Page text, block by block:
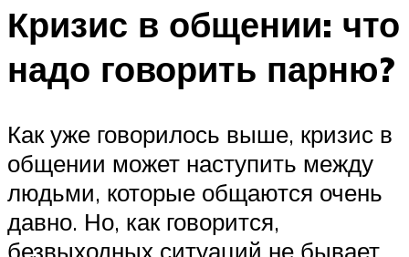
Кризис в общении: что
надо говорить парню?
Как уже говорилось выше, кризис в
общении может наступить между
людьми, которые общаются очень
давно. Но, как говорится,
безвыходных ситуаций не бывает.